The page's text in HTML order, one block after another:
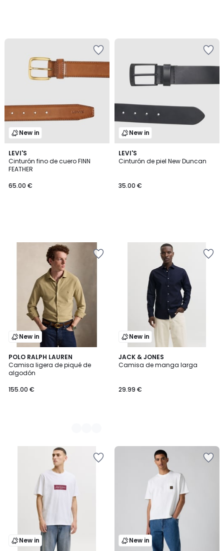
New in
LEVI'S
Cinturón fino de cuero FINN
FEATHER
65.00 €
New in
LEVI'S
Cinturón de piel New Duncan
35.00 €
New in
POLO RALPH LAUREN
Camisa ligera de piqué de
algodón
155.00 €
2
Colores
New in
JACK & JONES
Camisa de manga larga
29.99 €
New in New in